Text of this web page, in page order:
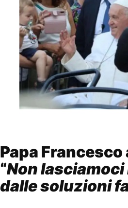
Papa Francesco
“Non
dalle soluzioni